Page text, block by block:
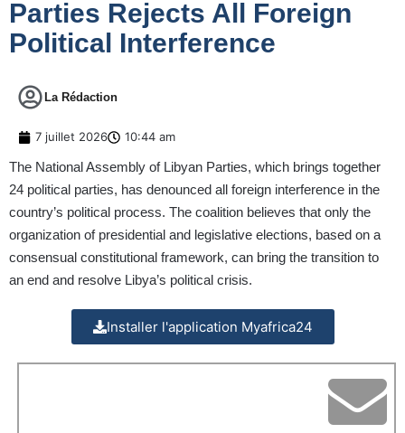
Parties Rejects All Foreign
Political Interference
La Rédaction
7 juillet 2026 10:44 am
The National Assembly of Libyan Parties, which brings together
24 political parties, has denounced all foreign interference in the
country’s political process. The coalition believes that only the
organization of presidential and legislative elections, based on a
consensual constitutional framework, can bring the transition to
an end and resolve Libya’s political crisis.
Installer l'application Myafrica24